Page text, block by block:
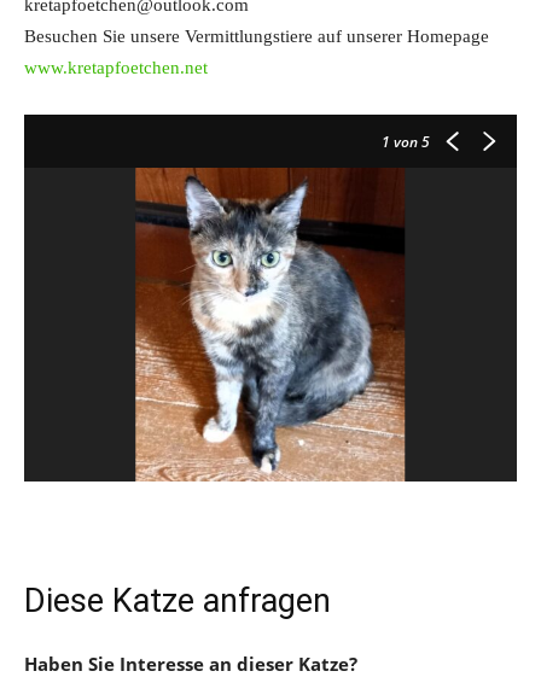
kretapfoetchen@outlook.com
Besuchen Sie unsere Vermittlungstiere auf unserer Homepage
www.kretapfoetchen.net
1 von 5
Diese Katze anfragen
Haben Sie Interesse an dieser Katze?